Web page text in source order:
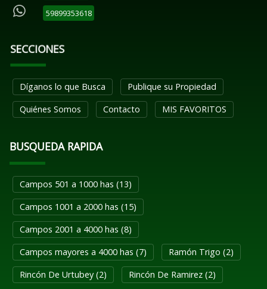
59899353618
SECCIONES
Díganos lo que Busca
Publique su Propiedad
Quiénes Somos
Contacto MIS FAVORITOS
BUSQUEDA RAPIDA
Campos 501 a 1000 has (13)
Campos 1001 a 2000 has (15)
Campos 2001 a 4000 has (8)
Campos mayores a 4000 has (7)
Ramón Trigo (2)
Rincón De Urtubey (2)
Rincón De Ramirez (2)